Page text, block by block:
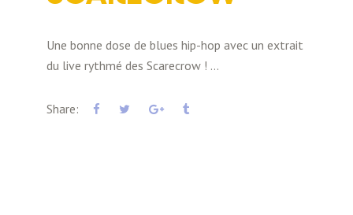
Une bonne dose de blues hip-hop avec un extrait
du live rythmé des Scarecrow !
Share: